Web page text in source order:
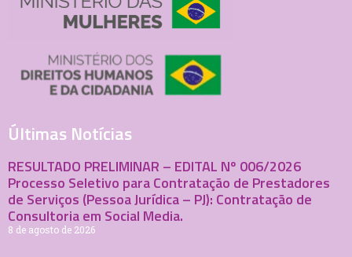
Últimas Notícias
RESULTADO PRELIMINAR – EDITAL Nº 006/2026
Processo Seletivo para Contratação de Prestadores
de Serviços (Pessoa Jurídica – PJ): Contratação de
Consultoria em Social Media.
8 de agosto de 2026